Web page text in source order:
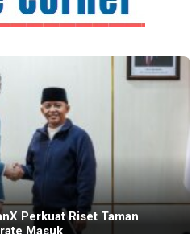
Perkuat Riset Taman
Masuk